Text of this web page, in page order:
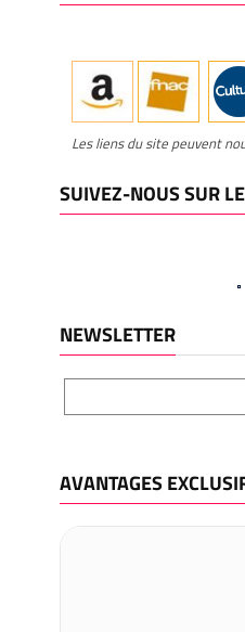
Les liens du site peuvent
SUIVEZ-NOUS SUR
NEWSLETTER
AVANTAGES